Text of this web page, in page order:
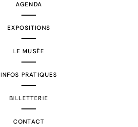
AGENDA
EXPOSITIONS
LE MUSÉE
INFOS PRATIQUES
BILLETTERIE
CONTACT